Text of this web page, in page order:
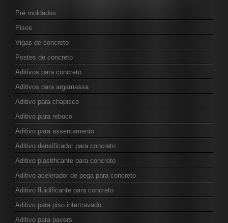
Pré moldados
Pisos
Vigas de concreto
Postes de concreto
Aditivos para concreto
Aditivos para argamassa
Aditivo para chapisco
Aditivo para reboco
Aditivo para assentamento
Aditivo densificador para concreto
Aditivo plastificante para concreto
Aditivo acelerador de pega para concreto
Aditivo fluidificante para concreto
Aditivo para piso intertravado
Aditivo para pavers